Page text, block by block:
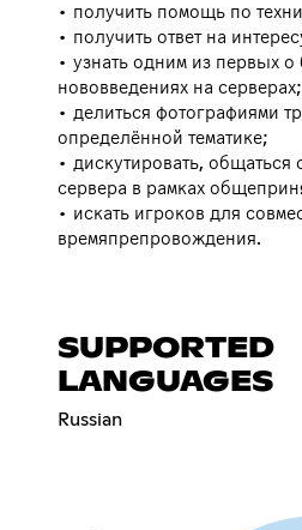
• получить помощь по
• получить ответ на
• узнать одним из первых
нововведениях на серверах;
• делиться фотографиями
определённой тематике;
• дискутировать, общаться
сервера в рамках
• искать игроков для
времяпрепровождения.
SUPPORTED
LANGUAGES
Russian